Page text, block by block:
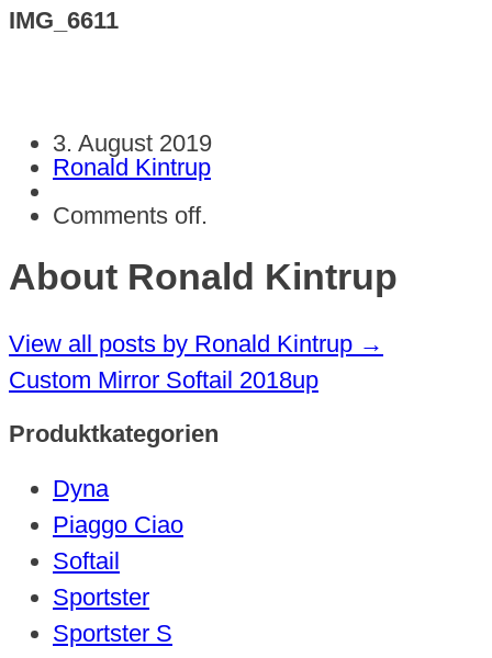
IMG_6611
3. August 2019
Ronald Kintrup
Comments off.
About Ronald Kintrup
View all posts by Ronald Kintrup →
Custom Mirror Softail 2018up
Produktkategorien
Dyna
Piaggo Ciao
Softail
Sportster
Sportster S